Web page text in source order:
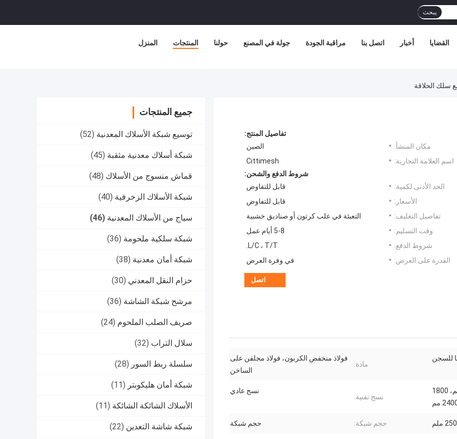
يبحث
المنزل المنتجات حولنا جولة في المصنع مراقبة الجودة اتصل بنا أخبار القضايا
سلك الحلاقة
جميع المنتجات
توسيع شبكة الأسلاك المعدنية (52)
شبكة أسلاك معدنية مثقبة (45)
قماش منسوج من الأسلاك (48)
شبكة الأسلاك الزخرفية (40)
سياج من الأسلاك المعدنية (46)
شبكة سلكية ملحومة (36)
شبكة أمان معدنية (38)
حزام النقل المعدني (30)
مرشح شبكة الشاشة (36)
صريف الصلب الملحوم (24)
سلال التراب (32)
سلسلة ربط السور (28)
شبكة أمان هليكوبتر (11)
الأسلاك الشائكة الشائكة (11)
شبكة شاشة التعدين (22)
تفاصيل المنتج:
مكان المنشأ:
الصين
اسم العلامة التجارية:
Cittimesh
شروط الدفع والشحن:
الحد الأدنى لكمية:
قابل للتفاوض
الأسعار:
قابل للتفاوض
تفاصيل التغليف:
التعبئة في علب كرتون أو صناديق خشبية
وقت التسليم:
5-8 أيام عمل
شروط الدفع:
L/C ، T/T.
القدرة على العرض:
في وفرة العرض
اتصل
للسجن
مادة:
فولاذ منخفض الكربون، فولاذ مجلفن على
الساخن
1000 مم، 1200 مم، 1500 مم، 1800
نسج تقنية:
نسج عادي
حجم شبكة: حجم شبكة